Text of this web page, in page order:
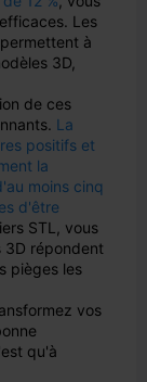
Les
à
3D,
de ces
La
positifs et
la
moins cinq
d'être
STL, vous
3D répondent
pièges les
vos
qu'à